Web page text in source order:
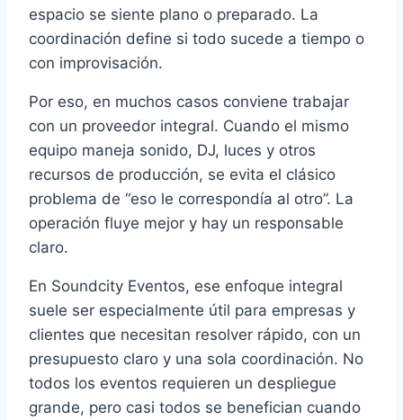
espacio se siente plano o preparado. La
coordinación define si todo sucede a tiempo o
con improvisación.
Por eso, en muchos casos conviene trabajar
con un proveedor integral. Cuando el mismo
equipo maneja sonido, DJ, luces y otros
recursos de producción, se evita el clásico
problema de “eso le correspondía al otro”. La
operación fluye mejor y hay un responsable
claro.
En Soundcity Eventos, ese enfoque integral
suele ser especialmente útil para empresas y
clientes que necesitan resolver rápido, con un
presupuesto claro y una sola coordinación. No
todos los eventos requieren un despliegue
grande, pero casi todos se benefician cuando